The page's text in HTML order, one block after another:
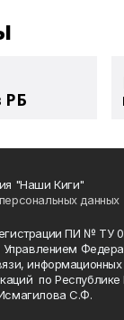
РБ
"Наши Киги"
данных
ПИ № ТУ
Управлением
информационных
по Республике
С.Ф.